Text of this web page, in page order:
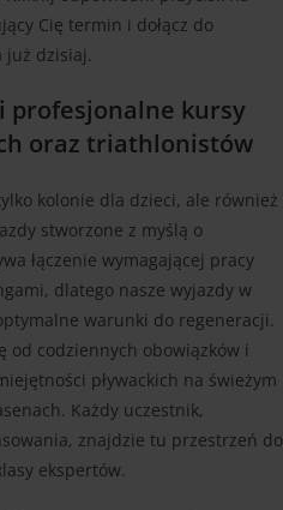
Cię termin i dołącz do
już dzisiaj.
profesjonalne kursy
oraz triathlonistów
kolonie dla dzieci, ale również
stworzone z myślą o
łączenie wymagającej pracy
dlatego nasze wyjazdy w
warunki do regeneracji.
od codziennych obowiązków i
pływackich na świeżym
Każdy uczestnik,
znajdzie tu przestrzeń do
ekspertów.